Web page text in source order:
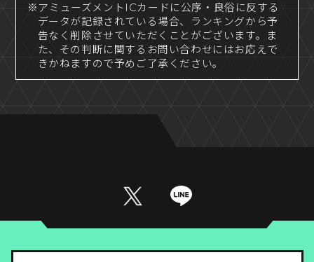
※アミューズメントICカードに公序・良俗に反する
データが記録されている場合、ランキングから予
告なく削除させていただくことがございます。ま
た、その判断に関するお問い合わせにはお応えで
きかねますので予めご了承ください。